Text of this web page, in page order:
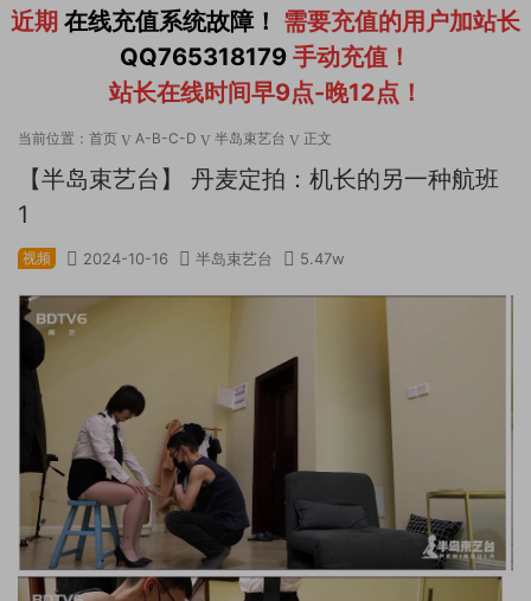
近期 在线充值系统故障！ 需要充值的用户加站长
QQ765318179 手动充值！
站长在线时间早9点-晚12点！
当前位置： 首页 A-B-C-D 半岛束艺台 正文
【半岛束艺台】 丹麦定拍：机长的另一种航班
1
视频 2024-10-16 半岛束艺台 5.47w